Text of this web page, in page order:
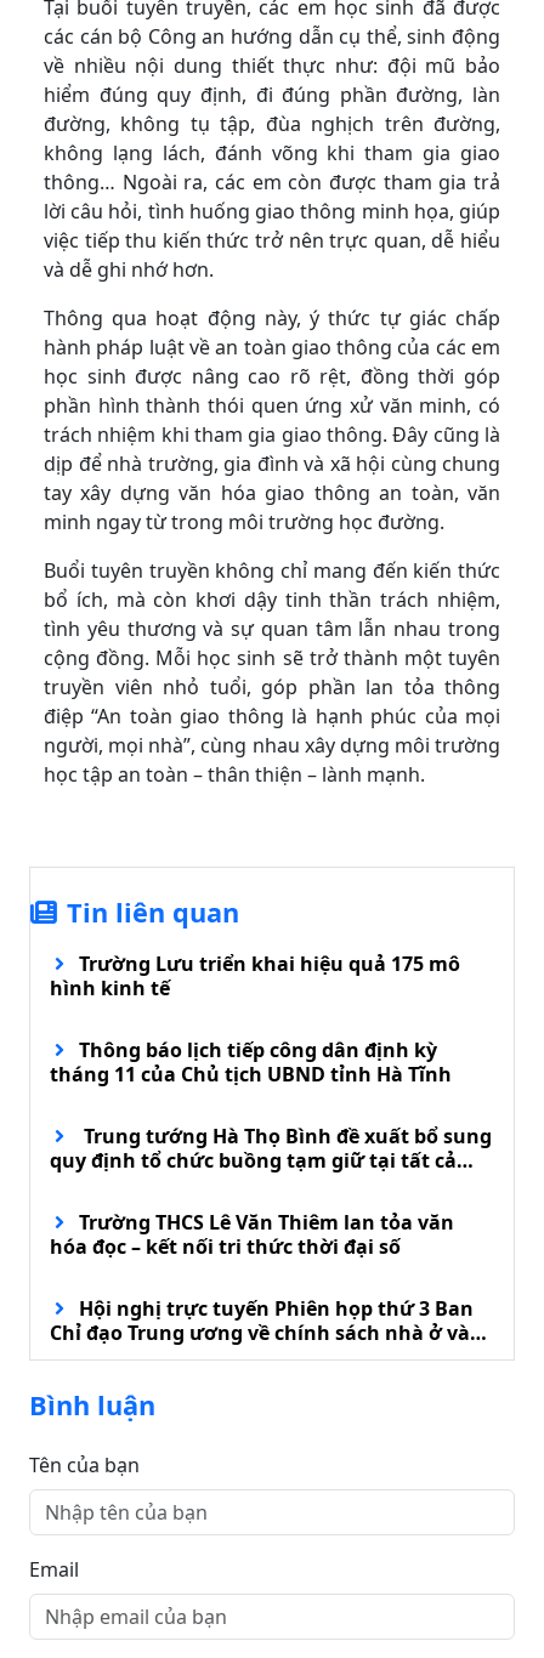
Tại buổi tuyên truyền, các em học sinh đã được
các cán bộ Công an hướng dẫn cụ thể, sinh động
về nhiều nội dung thiết thực như: đội mũ bảo
hiểm đúng quy định, đi đúng phần đường, làn
đường, không tụ tập, đùa nghịch trên đường,
không lạng lách, đánh võng khi tham gia giao
thông… Ngoài ra, các em còn được tham gia trả
lời câu hỏi, tình huống giao thông minh họa, giúp
việc tiếp thu kiến thức trở nên trực quan, dễ hiểu
và dễ ghi nhớ hơn.
Thông qua hoạt động này, ý thức tự giác chấp
hành pháp luật về an toàn giao thông của các em
học sinh được nâng cao rõ rệt, đồng thời góp
phần hình thành thói quen ứng xử văn minh, có
trách nhiệm khi tham gia giao thông. Đây cũng là
dịp để nhà trường, gia đình và xã hội cùng chung
tay xây dựng văn hóa giao thông an toàn, văn
minh ngay từ trong môi trường học đường.
Buổi tuyên truyền không chỉ mang đến kiến thức
bổ ích, mà còn khơi dậy tinh thần trách nhiệm,
tình yêu thương và sự quan tâm lẫn nhau trong
cộng đồng. Mỗi học sinh sẽ trở thành một tuyên
truyền viên nhỏ tuổi, góp phần lan tỏa thông
điệp “An toàn giao thông là hạnh phúc của mọi
người, mọi nhà”, cùng nhau xây dựng môi trường
học tập an toàn – thân thiện – lành mạnh.
Tin liên quan
Trường Lưu triển khai hiệu quả 175 mô
hình kinh tế
Thông báo lịch tiếp công dân định kỳ
tháng 11 của Chủ tịch UBND tỉnh Hà Tĩnh
Trung tướng Hà Thọ Bình đề xuất bổ sung
quy định tổ chức buồng tạm giữ tại tất cả
Trường THCS Lê Văn Thiêm lan tỏa văn
hóa đọc – kết nối tri thức thời đại số
Hội nghị trực tuyến Phiên họp thứ 3 Ban
Chỉ đạo Trung ương về chính sách nhà ở và
phát triển thị trường bất động sản
Bình luận
Tên của bạn
Email